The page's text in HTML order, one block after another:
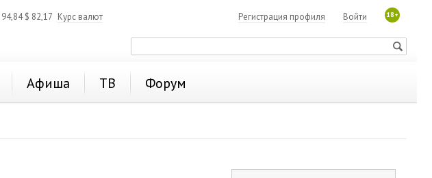
94,84$ 82,17 Курс валют 18+
Войти
Регистрация профиля
Афиша ТВ Форум